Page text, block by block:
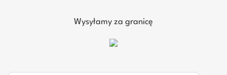
Wysyłamy za granicę